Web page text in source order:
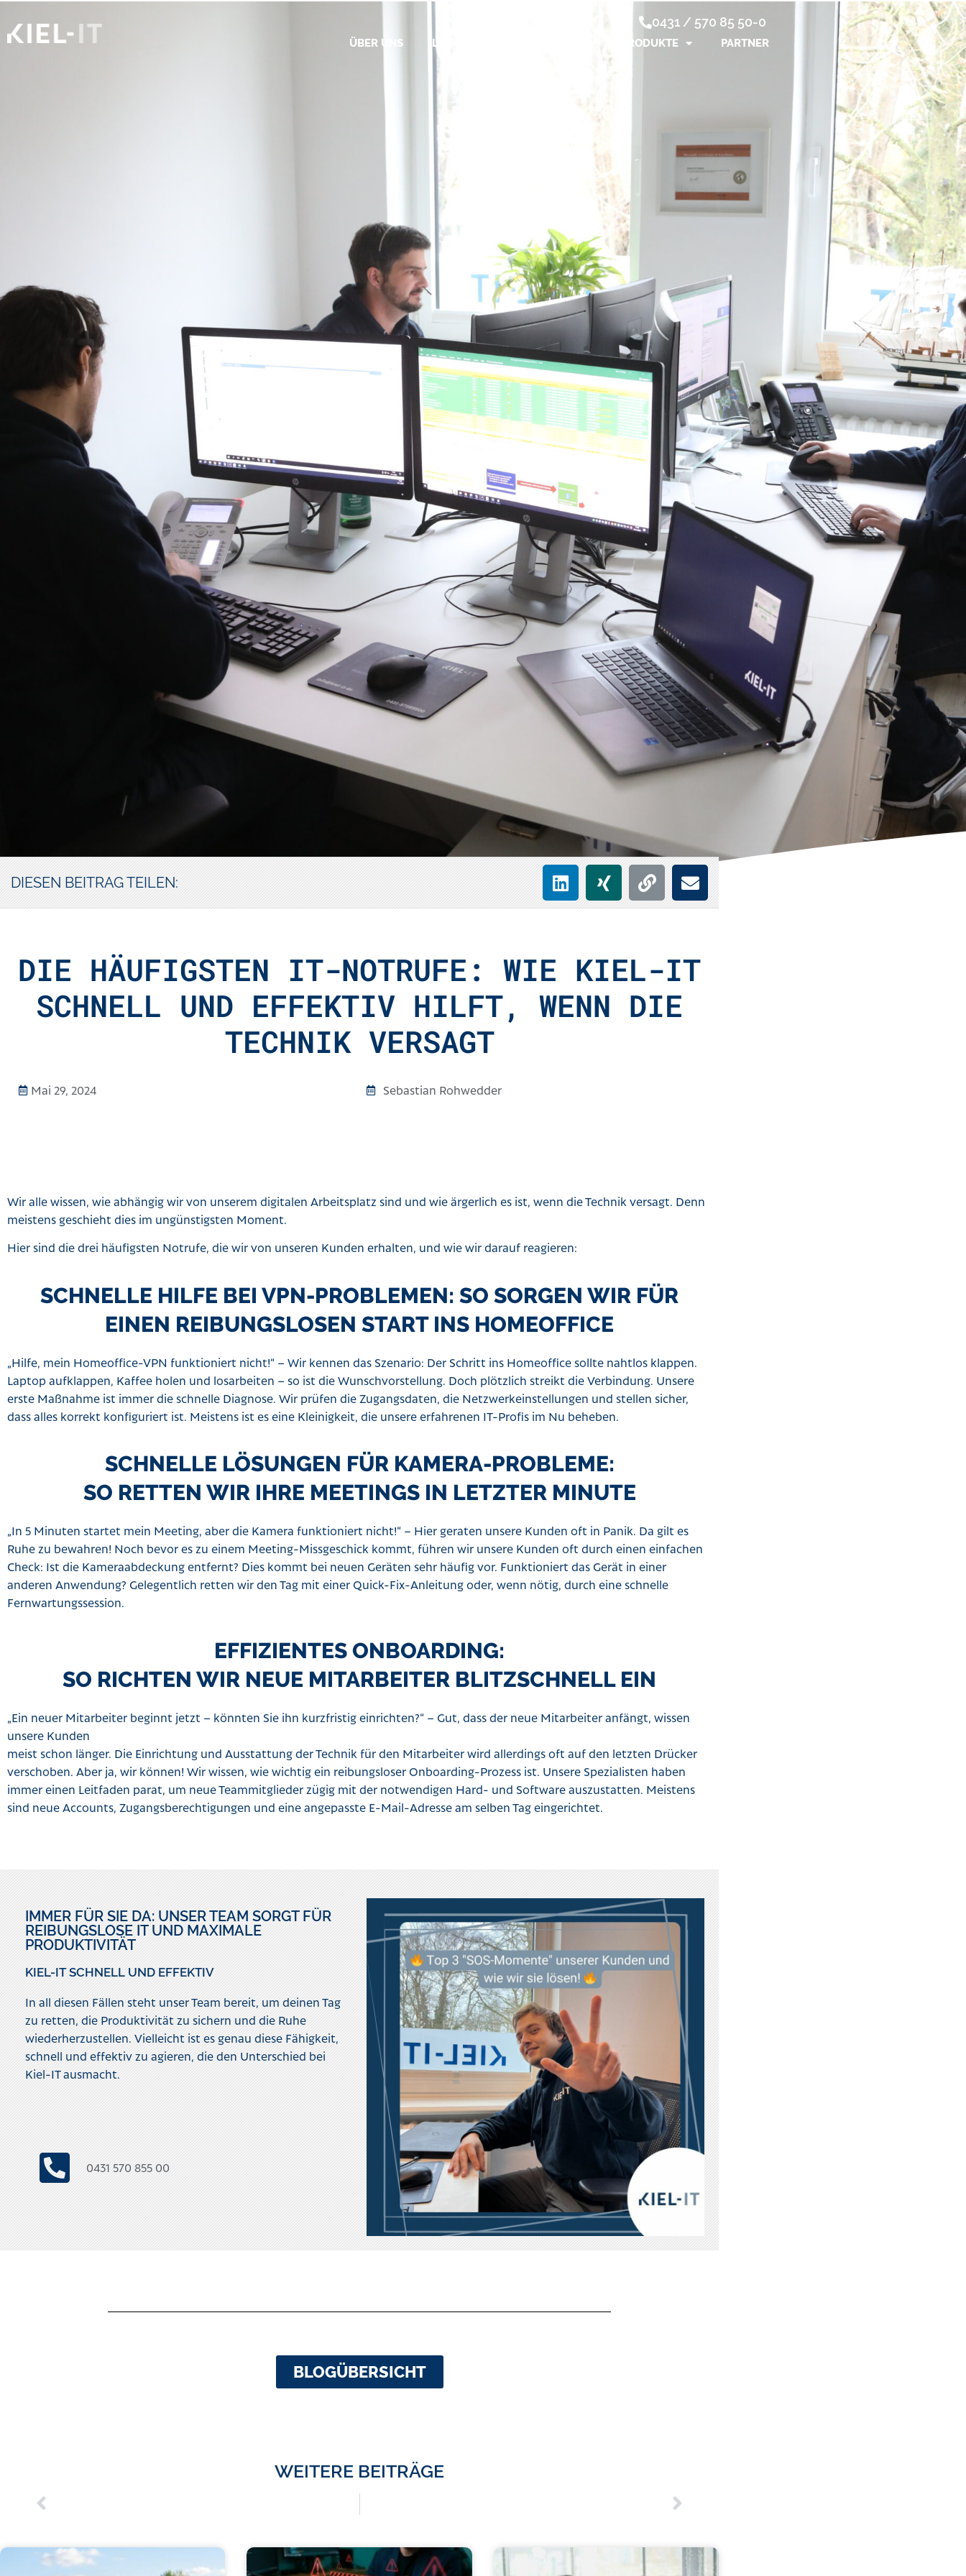
0431 / 570 85 50-0
ÜBER UNS LEISTUNGEN PRODUKTE PARTNER
DIESEN BEITRAG TEILEN:
DIE HÄUFIGSTEN IT-NOTRUFE: WIE KIEL-IT
SCHNELL UND EFFEKTIV HILFT, WENN DIE
TECHNIK VERSAGT
Mai 29, 2024 Sebastian Rohwedder
Wir alle wissen, wie abhängig wir von unserem digitalen Arbeitsplatz sind und wie ärgerlich es ist, wenn die Technik versagt. Denn
meistens geschieht dies im ungünstigsten Moment.
Hier sind die drei häufigsten Notrufe, die wir von unseren Kunden erhalten, und wie wir darauf reagieren:
SCHNELLE HILFE BEI VPN-PROBLEMEN: SO SORGEN WIR FÜR
EINEN REIBUNGSLOSEN START INS HOMEOFFICE
„Hilfe, mein Homeoffice-VPN funktioniert nicht!“ – Wir kennen das Szenario: Der Schritt ins Homeoffice sollte nahtlos klappen.
Laptop aufklappen, Kaffee holen und losarbeiten – so ist die Wunschvorstellung. Doch plötzlich streikt die Verbindung. Unsere
erste Maßnahme ist immer die schnelle Diagnose. Wir prüfen die Zugangsdaten, die Netzwerkeinstellungen und stellen sicher,
dass alles korrekt konfiguriert ist. Meistens ist es eine Kleinigkeit, die unsere erfahrenen IT-Profis im Nu beheben.
SCHNELLE LÖSUNGEN FÜR KAMERA-PROBLEME:
SO RETTEN WIR IHRE MEETINGS IN LETZTER MINUTE
„In 5 Minuten startet mein Meeting, aber die Kamera funktioniert nicht!“ – Hier geraten unsere Kunden oft in Panik. Da gilt es
Ruhe zu bewahren! Noch bevor es zu einem Meeting-Missgeschick kommt, führen wir unsere Kunden oft durch einen einfachen
Check: Ist die Kameraabdeckung entfernt? Dies kommt bei neuen Geräten sehr häufig vor. Funktioniert das Gerät in einer
anderen Anwendung? Gelegentlich retten wir den Tag mit einer Quick-Fix-Anleitung oder, wenn nötig, durch eine schnelle
Fernwartungssession.
EFFIZIENTES ONBOARDING:
SO RICHTEN WIR NEUE MITARBEITER BLITZSCHNELL EIN
„Ein neuer Mitarbeiter beginnt jetzt – könnten Sie ihn kurzfristig einrichten?“ – Gut, dass der neue Mitarbeiter anfängt, wissen
unsere Kunden
meist schon länger. Die Einrichtung und Ausstattung der Technik für den Mitarbeiter wird allerdings oft auf den letzten Drücker
verschoben. Aber ja, wir können! Wir wissen, wie wichtig ein reibungsloser Onboarding-Prozess ist. Unsere Spezialisten haben
immer einen Leitfaden parat, um neue Teammitglieder zügig mit der notwendigen Hard- und Software auszustatten. Meistens
sind neue Accounts, Zugangsberechtigungen und eine angepasste E-Mail-Adresse am selben Tag eingerichtet.
IMMER FÜR SIE DA: UNSER TEAM SORGT FÜR
REIBUNGSLOSE IT UND MAXIMALE
PRODUKTIVITÄT
KIEL-IT SCHNELL UND EFFEKTIV
In all diesen Fällen steht unser Team bereit, um deinen Tag
zu retten, die Produktivität zu sichern und die Ruhe
wiederherzustellen. Vielleicht ist es genau diese Fähigkeit,
schnell und effektiv zu agieren, die den Unterschied bei
Kiel-IT ausmacht.
0431 570 855 00
BLOGÜBERSICHT
WEITERE BEITRÄGE